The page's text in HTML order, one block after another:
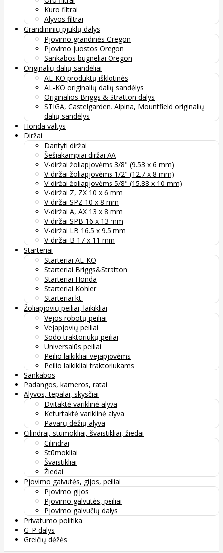
Kuro filtrai
Alyvos filtrai
Grandininių pjūklų dalys
Pjovimo grandinės Oregon
Pjovimo juostos Oregon
Sankabos būgneliai Oregon
Originalių dalių sandėliai
AL-KO produktų išklotinės
AL-KO originalių dalių sandėlys
Originalios Briggs & Stratton dalys
STIGA, Castelgarden, Alpina, Mountfield originalių
dalių sandėlys
Honda valtys
Diržai
Dantyti diržai
Šešiakampiai diržai AA
V-diržai žoliapjovėms 3/8" (9.53 x 6 mm)
V-diržai žoliapjovėms 1/2" (12.7 x 8 mm)
V-diržai žoliapjovėms 5/8" (15.88 x 10 mm)
V-diržai Z, ZX 10 x 6 mm
V-diržai SPZ 10 x 8 mm
V-diržai A, AX 13 x 8 mm
V-diržai SPB 16 x 13 mm
V-diržai LB 16.5 x 9.5 mm
V-diržai B 17 x 11 mm
Starteriai
Starteriai AL-KO
Starteriai Briggs&Stratton
Starteriai Honda
Starteriai Kohler
Starteriai kt.
Žoliapjovių peiliai, laikikliai
Vejos robotų peiliai
Vejapjovių peiliai
Sodo traktoriukų peiliai
Universalūs peiliai
Peilio laikikliai vejapjovėms
Peilio laikikliai traktoriukams
Sankabos
Padangos, kameros, ratai
Alyvos, tepalai, skysčiai
Dvitaktė variklinė alyva
Keturtaktė variklinė alyva
Pavarų dėžių alyva
Cilindrai, stūmokliai, švaistikliai, žiedai
Cilindrai
Stūmokliai
Švaistikliai
Žiedai
Pjovimo galvutės, gijos, peiliai
Pjovimo gijos
Pjovimo galvutės, peiliai
Pjovimo galvučių dalys
Privatumo politika
G_P dalys
Greičių dėžės